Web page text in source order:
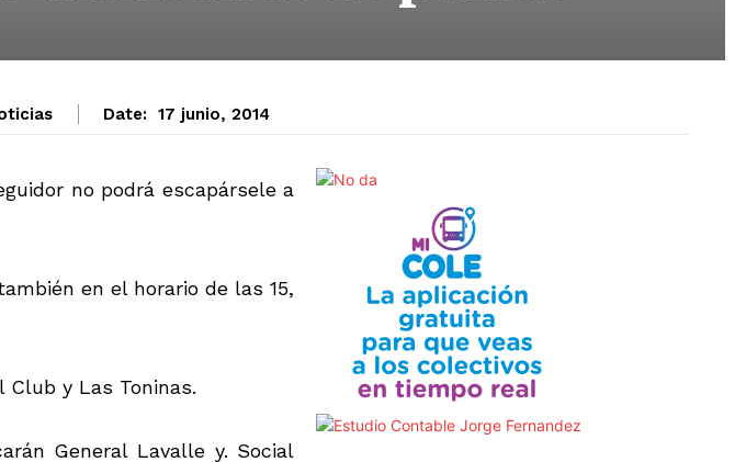
Date: 17 junio, 2014
no podrá escapársele a
en el horario de las 15,
y Las Toninas.
General Lavalle y. Social